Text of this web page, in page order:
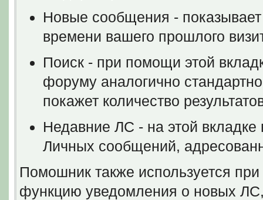
Новые сообщения -
времени вашего прошлого
Поиск - при помощи этой
форуму аналогично
покажет количество
Недавние ЛС - на этой
Личных сообщений,
Помошник также используется
функцию уведомления о новых